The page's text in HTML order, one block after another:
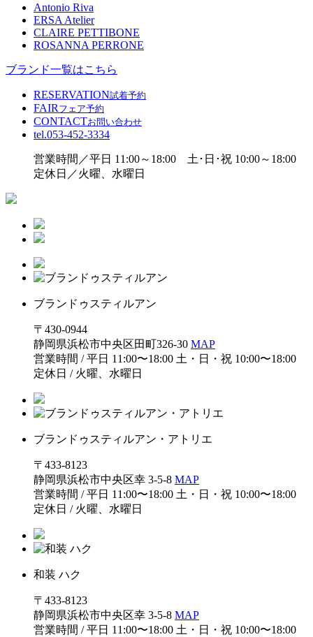
Antonio Riva
ERSA Atelier
CLAIRE PETTIBONE
ROSANNA PERRONE
ブランド一覧はこちら
RESERVATION試着予約
FAIR フェア予約
CONTACTお問い合わせ
tel.053-452-3334
営業時間／平日 11:00～18:00 土･日･祝 10:00～18:00
定休日／火曜、水曜日
ブランドゥスティルアン
〒430-0944
静岡県浜松市中央区田町326-30 MAP
営業時間 / 平日 11:00〜18:00 土・日・祝 10:00〜18:00
定休日 / 火曜、水曜日
ブランドゥスティルアン・アトリエ
〒433-8123
静岡県浜松市中央区幸 3-5-8 MAP
営業時間 / 平日 11:00〜18:00 土・日・祝 10:00〜18:00
定休日 / 火曜、水曜日
和装 ハク
〒433-8123
静岡県浜松市中央区幸 3-5-8 MAP
営業時間 / 平日 11:00〜18:00 土・日・祝 10:00〜18:00